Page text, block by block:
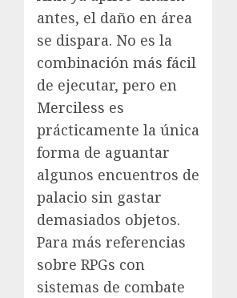
antes, el daño en área
se dispara. No es la
combinación más fácil
de ejecutar, pero en
Merciless es
prácticamente la única
forma de aguantar
algunos encuentros de
palacio sin gastar
demasiados objetos.
Para más referencias
sobre RPGs con
sistemas de combate